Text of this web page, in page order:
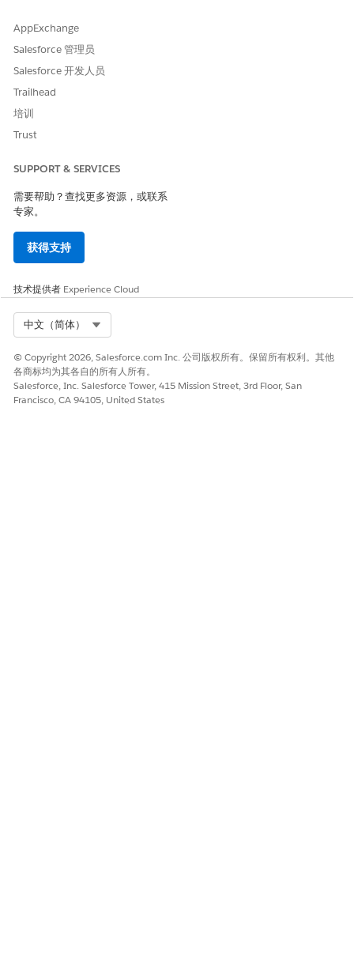
AppExchange
Salesforce 管理员
Salesforce 开发人员
Trailhead
培训
Trust
SUPPORT & SERVICES
需要帮助？查找更多资源，或联系
专家。
获得支持
技术提供者 Experience Cloud
中文（简体）
© Copyright 2026, Salesforce.com Inc. 公司版权所有。保留所有权利。其他
各商标均为其各自的所有人所有。
Salesforce, Inc. Salesforce Tower, 415 Mission Street, 3rd Floor, San
Francisco, CA 94105, United States